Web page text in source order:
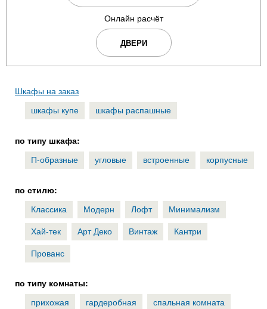
Онлайн расчёт
ДВЕРИ
Шкафы на заказ
шкафы купе
шкафы распашные
по типу шкафа:
П-образные
угловые встроенные корпусные
по стилю:
Классика
Модерн Лофт
Минимализм
Хай-тек
Арт Деко Винтаж
Кантри
Прованс
по типу комнаты:
прихожая
гардеробная
спальная комната